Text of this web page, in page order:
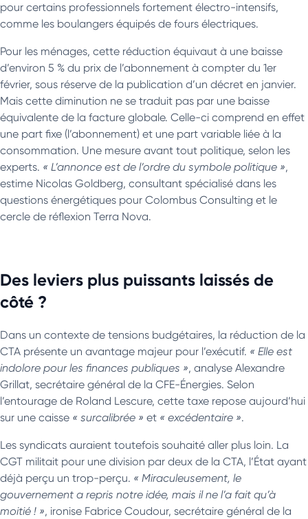
pour certains professionnels fortement électro-intensifs,
comme les boulangers équipés de fours électriques.
Pour les ménages, cette réduction équivaut à une baisse
d’environ 5 % du prix de l’abonnement à compter du 1er
février, sous réserve de la publication d’un décret en janvier.
Mais cette diminution ne se traduit pas par une baisse
équivalente de la facture globale. Celle-ci comprend en effet
une part fixe (l’abonnement) et une part variable liée à la
consommation. Une mesure avant tout politique, selon les
experts. « L’annonce est de l’ordre du symbole politique »,
estime Nicolas Goldberg, consultant spécialisé dans les
questions énergétiques pour Colombus Consulting et le
cercle de réflexion Terra Nova.
Des leviers plus puissants laissés de
côté ?
Dans un contexte de tensions budgétaires, la réduction de la
CTA présente un avantage majeur pour l’exécutif. « Elle est
indolore pour les finances publiques », analyse Alexandre
Grillat, secrétaire général de la CFE-Énergies. Selon
l’entourage de Roland Lescure, cette taxe repose aujourd’hui
sur une caisse « surcalibrée » et « excédentaire ».
Les syndicats auraient toutefois souhaité aller plus loin. La
CGT militait pour une division par deux de la CTA, l’État ayant
déjà perçu un trop-perçu. « Miraculeusement, le
gouvernement a repris notre idée, mais il ne l’a fait qu’à
moitié ! », ironise Fabrice Coudour, secrétaire général de la